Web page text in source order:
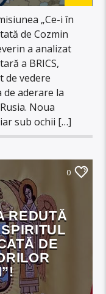
„Ce-i în
de Cozmin
a analizat
a BRICS,
de vedere
aderare la
Noua
sub ochii […]
0
REDUTĂ
DE